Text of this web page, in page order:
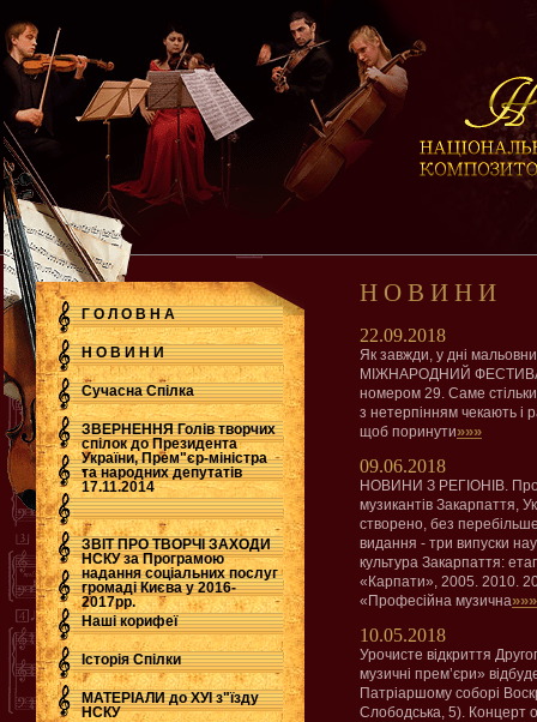
Г О Л О В Н А
Н О В И Н И
Сучасна Cпілка
ЗВЕРНЕННЯ Голів творчих
спілок до Президента
України, Прем"єр-міністра
та народних депутатів
17.11.2014
.
ЗВІТ ПРО ТВОРЧІ ЗАХОДИ
НСКУ за Програмою
надання соціальних послуг
громаді Києва у 2016-
2017рр.
.
Наші корифеї
Історія Спілки
МАТЕРІАЛИ до ХУІ з"їзду
НСКУ
Н О В И Н И
22.09.2018
Як завжди, у дні
МІЖНАРОДНИЙ
номером 29. Саме стільки
з нетерпінням чекають і
щоб поринути»»»
09.06.2018
НОВИНИ З РЕГІОНІВ.
музикантів Закарпаття,
створено, без
видання - три випуски
культура Закарпаття:
«Карпати», 2005. 2010.
«Професійна музична»»»
10.05.2018
Урочисте відкриття
музичні прем’єри»
Патріаршому соборі
Слободська, 5). Концерт